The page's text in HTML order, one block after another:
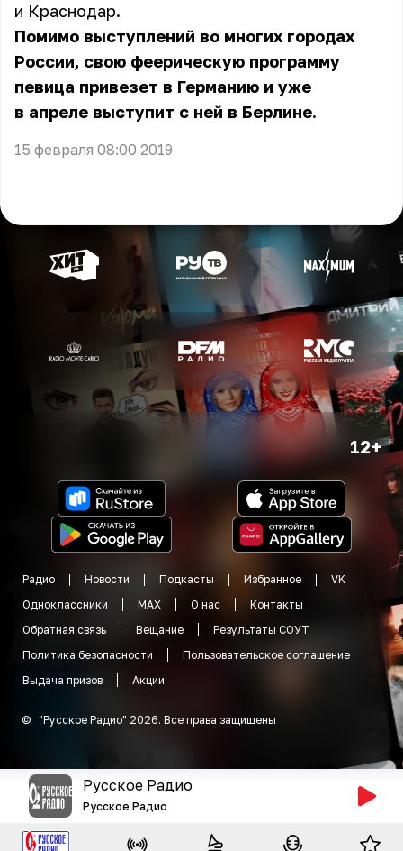
и Краснодар.
Помимо выступлений во многих городах
России, свою феерическую программу
певица привезет в Германию и уже
в апреле выступит с ней в Берлине.
15 февраля 08:00 2019
12+
Радио Новости Подкасты Избранное
VK
Одноклассники
MAX О нас
Контакты
Обратная связь
Вещание
Результаты СОУТ
Политика безопасности
Пользовательское соглашение
Выдача призов
Акции
© "Русское Радио" 2026. Все права защищены
Русское Радио
Русское Радио